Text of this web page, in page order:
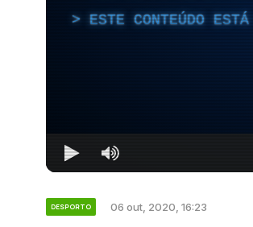
ESTE CONTEÚDO
DESPORTO 06 out, 2020, 16:23